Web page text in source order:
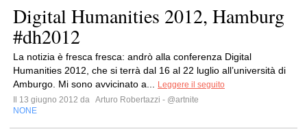
Digital Humanities 2012, Hamburg
#dh2012
La notizia è fresca fresca: andrò alla conferenza Digital
Humanities 2012, che si terrà dal 16 al 22 luglio all’università di
Amburgo. Mi sono avvicinato a...
Leggere il seguito
Il 13 giugno 2012 da Arturo Robertazzi - @artnite
NONE